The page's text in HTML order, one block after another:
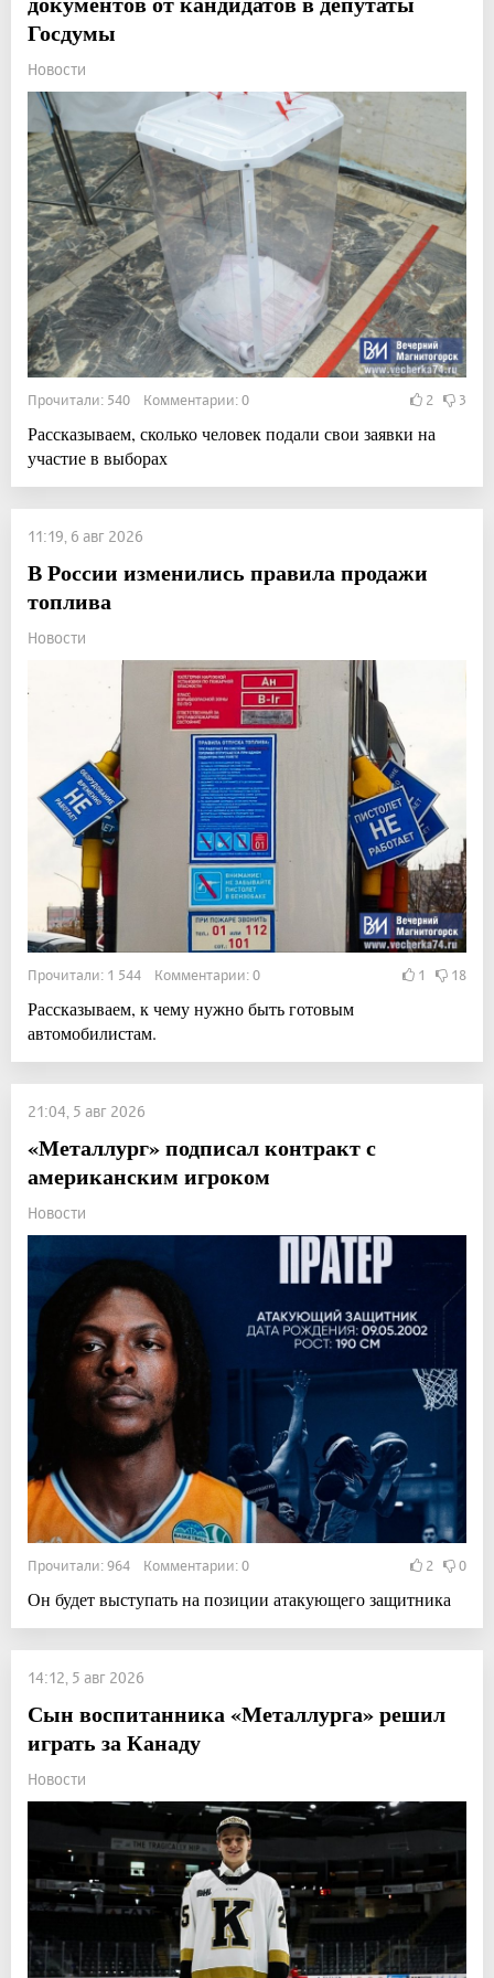
Госдумы
Новости
Прочитали: 540 Комментарии: 0 2 3
Рассказываем, сколько человек подали свои заявки на
участие в выборах
11:19, 6 авг 2026
В России изменились правила продажи
топлива
Новости
Прочитали: 1 544 Комментарии: 0 1 18
Рассказываем, к чему нужно быть готовым
автомобилистам.
21:04, 5 авг 2026
«Металлург» подписал контракт с
американским игроком
Новости
Прочитали: 964 Комментарии: 0 2 0
Он будет выступать на позиции атакующего защитника
14:12, 5 авг 2026
Сын воспитанника «Металлурга» решил
играть за Канаду
Новости